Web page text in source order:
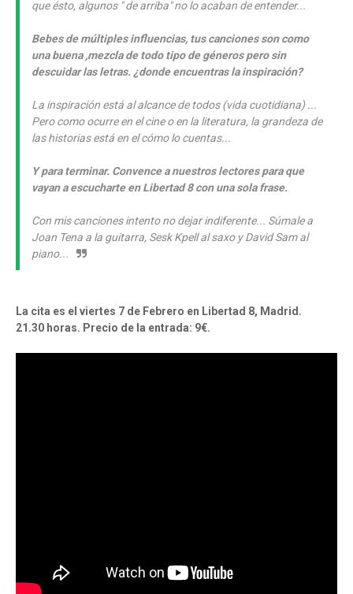
que ésto, algunos " de arriba" no lo acaban de entender...
Bebes de múltiples influencias, tus canciones son como
una buena ,mezcla de todo tipo de géneros pero sin
descuidar las letras. ¿donde encuentras la inspiración?
La inspiración está al alcance de todos (vida cuotidiana) ...
Pero como ocurre en el cine o en la literatura, la grandeza de
las historias está en el cómo lo cuentas...
Y para terminar. Convence a nuestros lectores para que
vayan a escucharte en Libertad 8 con una sola frase.
Con mis canciones intento no dejar indiferente... Súmale a
Joan Tena a la guitarra, Sesk Kpell al saxo y David Sam al
piano...
La cita es el viertes 7 de Febrero en Libertad 8, Madrid.
21.30 horas. Precio de la entrada: 9€.